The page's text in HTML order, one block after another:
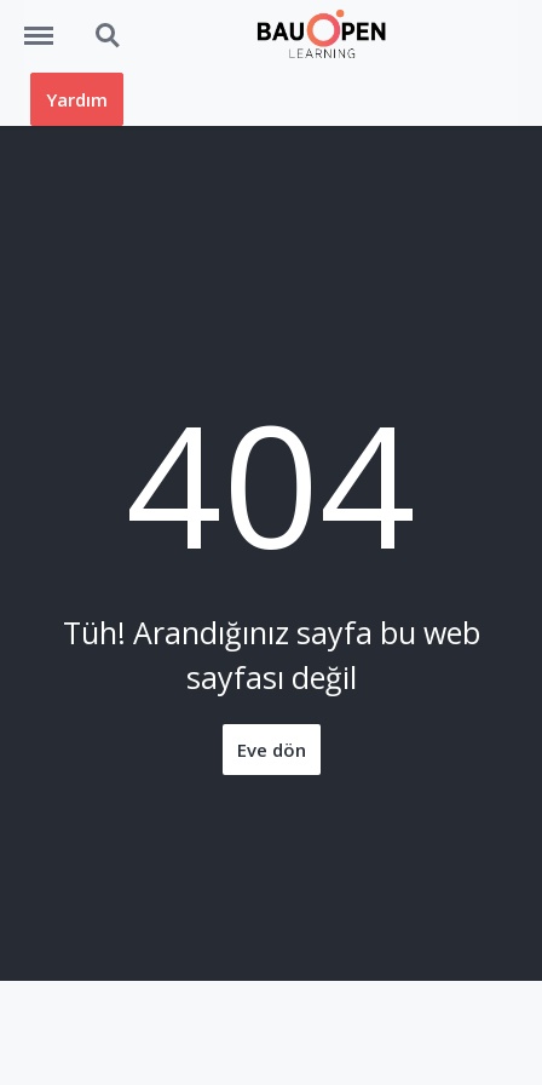
Menü Ara
Yardım
404
Tüh! Arandığınız sayfa bu web
sayfası değil
Eve dön